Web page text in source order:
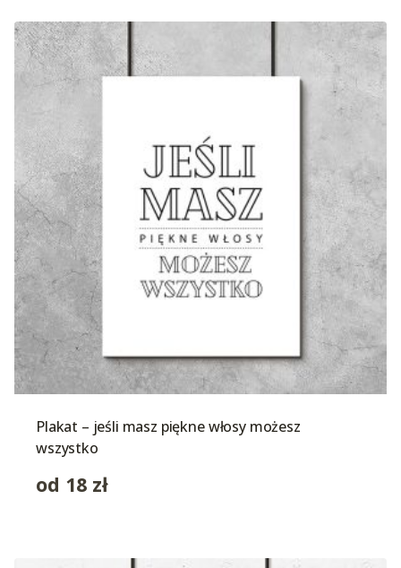
Plakat – jeśli masz piękne włosy możesz
wszystko
od 18 zł